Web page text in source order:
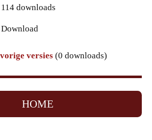
114 downloads
Download
versies (0 downloads)
HOME